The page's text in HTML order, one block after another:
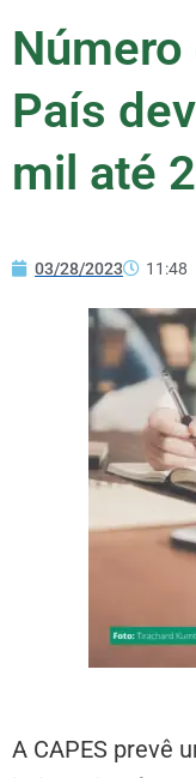
País
mil até
03/28/2023 11:48
A CAPES prevê